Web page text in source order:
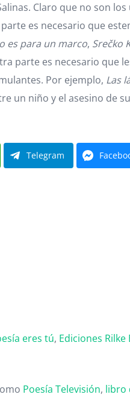
Claro que no son
es necesario que
es para un marco, Srečko
parte es necesario que
Por ejemplo, Las
un niño y el asesino de
Telegram
eres tú, Ediciones Rilke
Poesía Televisión, libro